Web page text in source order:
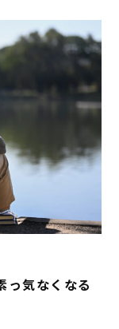
っ気なくなる